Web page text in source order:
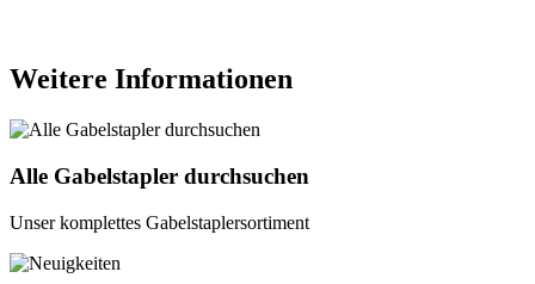
Weitere Informationen
Alle Gabelstapler durchsuchen
Unser komplettes Gabelstaplersortiment